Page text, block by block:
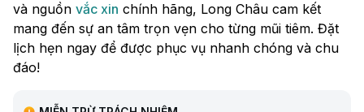
và nguồn vắc xin chính hãng, Long Châu cam kết
mang đến sự an tâm trọn vẹn cho từng mũi tiêm. Đặt
lịch hẹn ngay để được phục vụ nhanh chóng và chu
đáo!